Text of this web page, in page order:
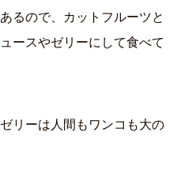
るので、カットフルーツと
ースやゼリーにして食べて
リーは人間もワンコも大の